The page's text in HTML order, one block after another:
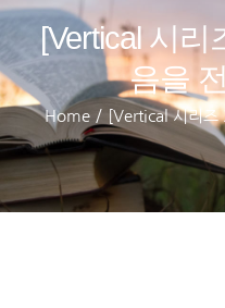
[Vertical 시리
음을
Home / [Vertical 시리즈